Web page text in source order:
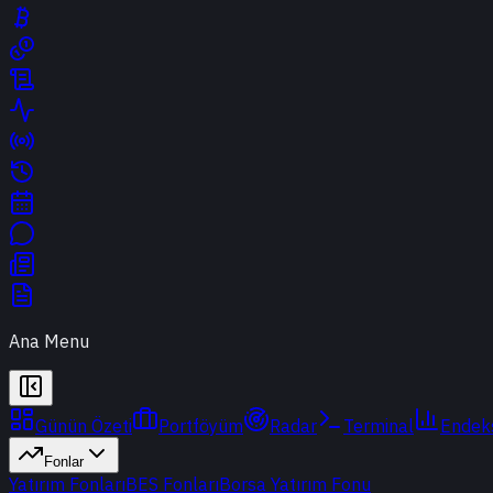
Ana Menu
Günün Özeti Portföyüm Radar Terminal
Fonlar
Yatırım FonlarıBES FonlarıBorsa Yatırım Fonu